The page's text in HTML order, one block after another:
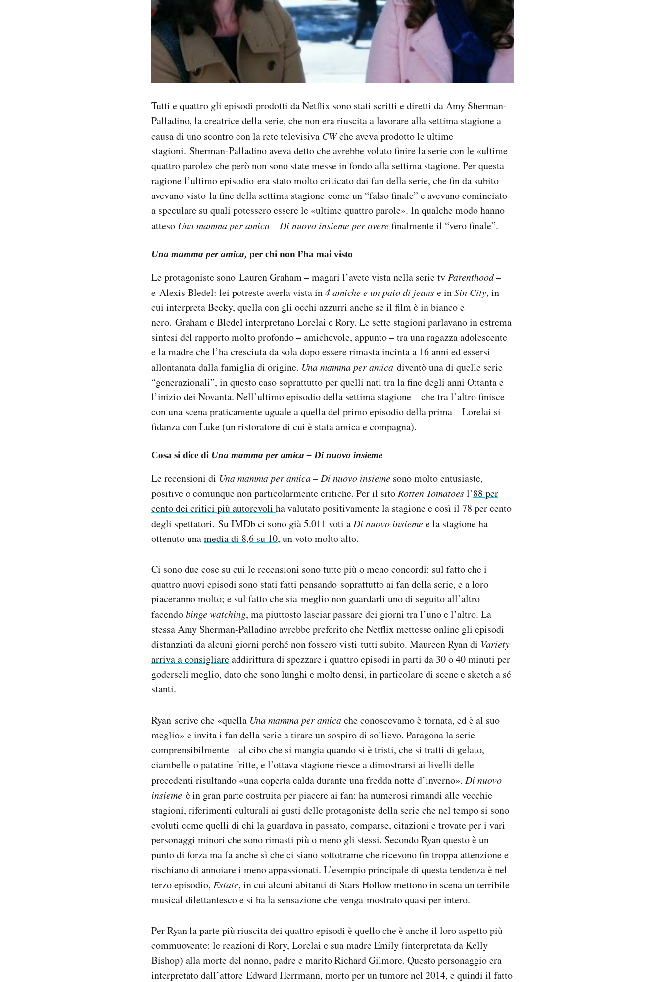
Tutti e quattro gli episodi prodotti da Netflix sono stati scritti e diretti da Amy Sherman-
Palladino, la creatrice della serie, che non era riuscita a lavorare alla settima stagione a
causa di uno scontro con la rete televisiva CWche aveva prodotto le ultime
stagioni. Sherman-Palladino aveva detto che avrebbe voluto finire la serie con le «ultime
quattro parole» che però non sono state messe in fondo alla settima stagione. Per questa
ragione l’ultimo episodio era stato molto criticato dai fan della serie, che fin da subito
avevano visto la fine della settima stagione come un “falso finale” e avevano cominciato
a speculare su quali potessero essere le «ultime quattro parole». In qualche modo hanno
atteso Una mamma per amica – Di nuovo insieme per averefinalmente il “vero finale”.
Una mamma per amica, per chi non l’ha mai visto
Le protagoniste sono Lauren Graham – magari l’avete vista nella serie tv Parenthood–
e Alexis Bledel: lei potreste averla vista in4 amiche e un paio di jeanse inSin City, in
cui interpreta Becky, quella con gli occhi azzurri anche se il film è in bianco e
nero. Graham e Bledel interpretano Lorelai e Rory. Le sette stagioni parlavano in estrema
sintesi del rapporto molto profondo – amichevole, appunto – tra una ragazza adolescente
e la madre che l’ha cresciuta da sola dopo essere rimasta incinta a 16 anni ed essersi
allontanata dalla famiglia di origine. Una mamma per amica diventò una di quelle serie
“generazionali”, in questo caso soprattutto per quelli nati tra la fine degli anni Ottanta e
l’inizio dei Novanta. Nell’ultimo episodio della settima stagione – che tra l’altro finisce
con una scena praticamente uguale a quella del primo episodio della prima – Lorelai si
fidanza con Luke (un ristoratore di cui è stata amica e compagna).
Cosa si dice di Una mamma per amica – Di nuovo insieme
Le recensioni di Una mamma per amica – Di nuovo insieme sono molto entusiaste,
positive o comunque non particolarmente critiche. Per il sito Rotten Tomatoesl’88 per
cento dei critici più autorevoli ha valutato positivamente la stagione e così il 78 per cento
degli spettatori. Su IMDb ci sono già 5.011 voti a Di nuovo insiemee la stagione ha
ottenuto unamedia di 8,6 su 10, un voto molto alto.
Ci sono due cose su cui le recensioni sono tutte più o meno concordi: sul fatto che i
quattro nuovi episodi sono stati fatti pensando soprattutto ai fan della serie, e a loro
piaceranno molto; e sul fatto che sia meglio non guardarli uno di seguito all’altro
facendobinge watching, ma piuttosto lasciar passare dei giorni tra l’uno e l’altro. La
stessa Amy Sherman-Palladino avrebbe preferito che Netflix mettesse online gli episodi
distanziati da alcuni giorni perché non fossero visti tutti subito. Maureen Ryan di Variety
arriva a consigliareaddirittura di spezzare i quattro episodi in parti da 30 o 40 minuti per
goderseli meglio, dato che sono lunghi e molto densi, in particolare di scene e sketch a sé
stanti.
Ryan scrive che «quella Una mamma per amicache conoscevamo è tornata, ed è al suo
meglio» e invita i fan della serie a tirare un sospiro di sollievo. Paragona la serie –
comprensibilmente – al cibo che si mangia quando si è tristi, che si tratti di gelato,
ciambelle o patatine fritte, e l’ottava stagione riesce a dimostrarsi ai livelli delle
precedenti risultando «una coperta calda durante una fredda notte d’inverno». Di nuovo
insieme è in gran parte costruita per piacere ai fan: ha numerosi rimandi alle vecchie
stagioni, riferimenti culturali ai gusti delle protagoniste della serie che nel tempo si sono
evoluti come quelli di chi la guardava in passato, comparse, citazioni e trovate per i vari
personaggi minori che sono rimasti più o meno gli stessi. Secondo Ryan questo è un
punto di forza ma fa anche sì che ci siano sottotrame che ricevono fin troppa attenzione e
rischiano di annoiare i meno appassionati. L’esempio principale di questa tendenza è nel
terzo episodio, Estate, in cui alcuni abitanti di Stars Hollow mettono in scena un terribile
musical dilettantesco e si ha la sensazione che venga mostrato quasi per intero.
Per Ryan la parte più riuscita dei quattro episodi è quello che è anche il loro aspetto più
commuovente: le reazioni di Rory, Lorelai e sua madre Emily (interpretata da Kelly
Bishop) alla morte del nonno, padre e marito Richard Gilmore. Questo personaggio era
interpretato dall’attore Edward Herrmann, morto per un tumore nel 2014, e quindi il fatto